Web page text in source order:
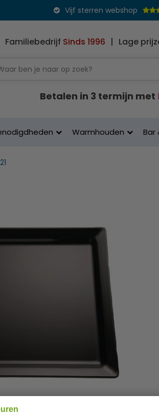
Vijf sterren webshop
Familiebedrijf Sinds 1996 | Lage
Betalen in 3 termijn met
Warmhouden Bar